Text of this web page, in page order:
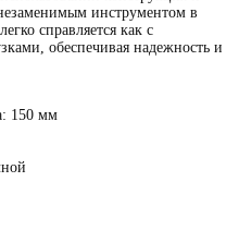
инструментом в
справляется как с
обеспечивая надежность и
150 мм